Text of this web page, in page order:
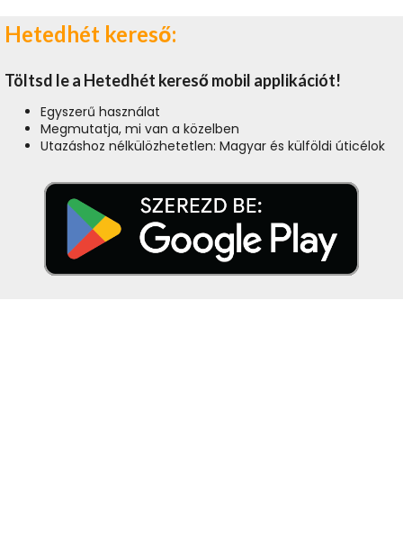
Hetedhét kereső:
Töltsd le a Hetedhét kereső mobil applikációt!
Egyszerű használat
Megmutatja, mi van a közelben
Utazáshoz nélkülözhetetlen: Magyar és külföldi úticélok